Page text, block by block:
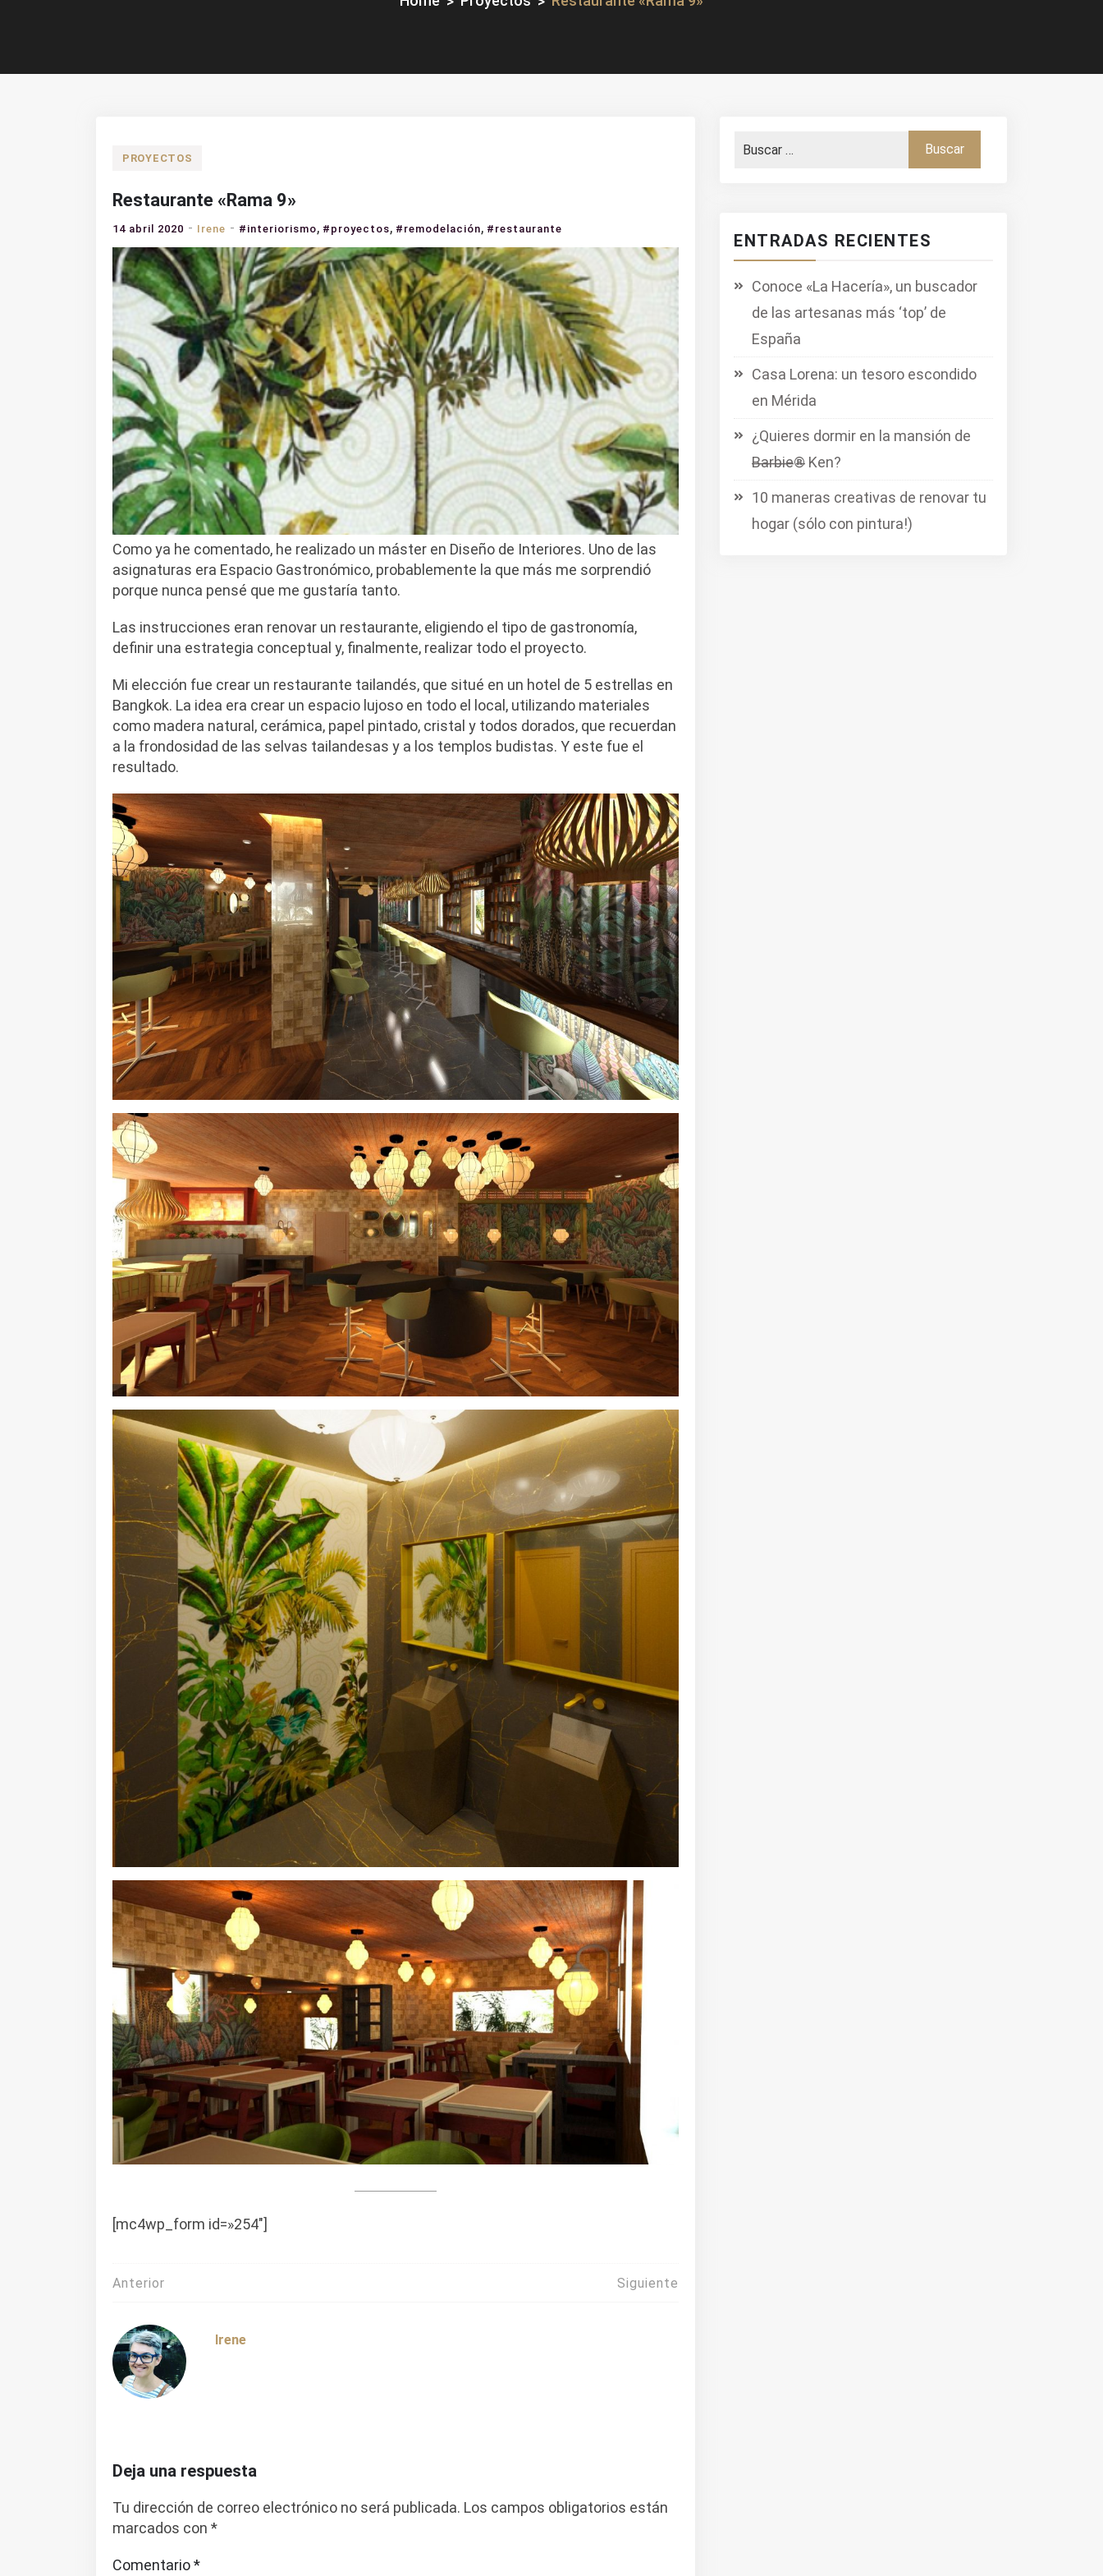
PROYECTOS
Restaurante «Rama 9»
14 abril 2020 Irene #interiorismo, #proyectos, #remodelación, #restaurante
Como ya he comentado, he realizado un máster en Diseño de Interiores. Uno de las
asignaturas era Espacio Gastronómico, probablemente la que más me sorprendió
porque nunca pensé que me gustaría tanto.
Las instrucciones eran renovar un restaurante, eligiendo el tipo de gastronomía,
definir una estrategia conceptual y, finalmente, realizar todo el proyecto.
Mi elección fue crear un restaurante tailandés, que situé en un hotel de 5 estrellas en
Bangkok. La idea era crear un espacio lujoso en todo el local, utilizando materiales
como madera natural, cerámica, papel pintado, cristal y todos dorados, que recuerdan
a la frondosidad de las selvas tailandesas y a los templos budistas. Y este fue el
resultado.
[mc4wp_form id=»254″]
Navegación
entradas
Anterior Siguiente
Irene
Deja una respuesta
Tu dirección de correo electrónico no será publicada. Los campos obligatorios están
marcados con *
Comentario*
ENTRADAS RECIENTES
Conoce «La Hacería», un buscador
de las artesanas más ‘top’ de
España
Casa Lorena: un tesoro escondido
en Mérida
¿Quieres dormir en la mansión de
B̶a̶r̶b̶i̶e̶®̶ Ken?
10 maneras creativas de renovar tu
hogar (sólo con pintura!)